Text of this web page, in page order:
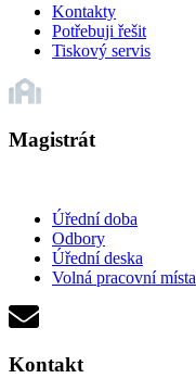
Kontakty
Potřebuji řešit
Tiskový servis
Magistrát
Úřední doba
Odbory
Úřední deska
Volná pracovní místa
Kontakt